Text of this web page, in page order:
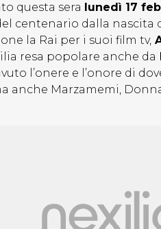
questa sera lunedì 17
centenario dalla nascita
la Rai per i suoi film tv,
resa popolare anche da
l’onere e l’onore di
anche Marzamemi,